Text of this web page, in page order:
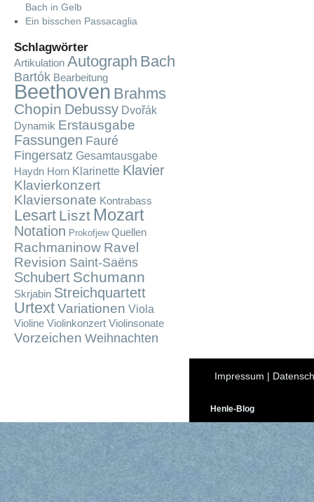
Bach in Gelb
Ein bisschen Passacaglia
Schlagwörter
Artikulation Autograph Bach
Bartók Bearbeitung
Beethoven Brahms
Chopin Debussy Dvořák
Dynamik Erstausgabe
Fassungen Fauré
Fingersatz Gesamtausgabe
Haydn Horn Klarinette Klavier
Klavierkonzert
Klaviersonate Kontrabass
Lesart Liszt Mozart
Notation Prokofjew Quellen
Rachmaninow Ravel
Revision Saint-Saëns
Schubert Schumann
Skrjabin Streichquartett
UrtextVariationen Viola
Violine Violinkonzert Violinsonate
Vorzeichen Weihnachten
Impressum |
Henle-Blog